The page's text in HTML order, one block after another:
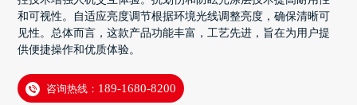
和可视性。自适应亮度调节根据环境光线调整亮度，确保清晰可
见性。总体而言，这款产品功能丰富，工艺先进，旨在为用户提
供便捷操作和优质体验。
咨询热线： 189-1680-8200